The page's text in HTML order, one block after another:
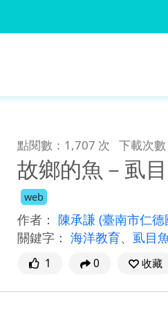
點閱數：1,707 次 下載次
故鄉的魚－虱
web
作者： 陳承謙 (臺南市仁德
關鍵字： 海洋教育、 虱目魚
1 0 收藏